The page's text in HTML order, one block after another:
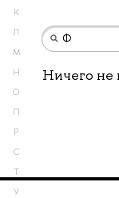
К
Л
М
Н
О
П
Р
С
Т
У
Ничего не